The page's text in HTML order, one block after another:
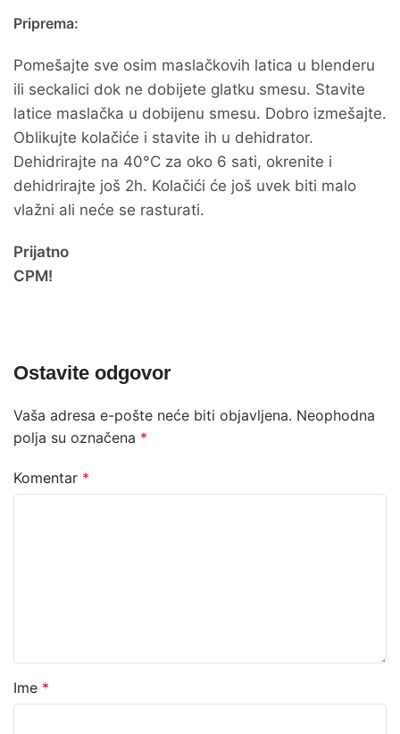
Priprema:
Pomešajte sve osim maslačkovih latica u blenderu
ili seckalici dok ne dobijete glatku smesu. Stavite
latice maslačka u dobijenu smesu. Dobro izmešajte.
Oblikujte kolačiće i stavite ih u dehidrator.
Dehidrirajte na 40°C za oko 6 sati, okrenite i
dehidrirajte još 2h. Kolačići će još uvek biti malo
vlažni ali neće se rasturati.
Prijatno
CPM!
Ostavite odgovor
Vaša adresa e-pošte neće biti objavljena. Neophodna
polja su označena *
Komentar *
Ime *